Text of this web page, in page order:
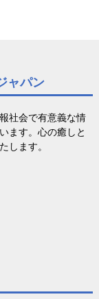
ャパン
社会で有意義な情
ます。心の癒しと
します。